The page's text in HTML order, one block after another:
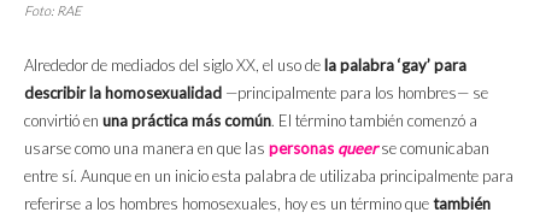
Foto: RAE
Alrededor de mediados del siglo XX, el uso de la palabra ‘gay’para
describir la homosexualidad —principalmente para los hombres— se
convirtió en una práctica más común. El término también comenzó a
usarse como una manera en que las personas queerse comunicaban
entre sí. Aunque en un inicio esta palabra de utilizaba principalmente para
referirse a los hombres homosexuales, hoy es un término quetambién